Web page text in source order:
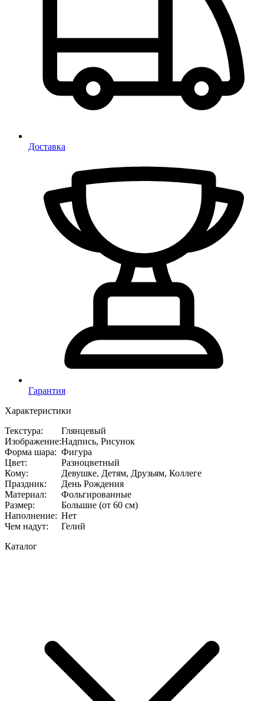
Доставка
Гарантия
Характеристики
Текстура:
Глянцевый
Изображение:Надпись, Рисунок
Форма шара: Фигура
Цвет:
Разноцветный
Кому:
Девушке, Детям, Друзьям, Коллеге
Праздник:
День Рождения
Материал:
Фольгированные
Размер:
Большие (от 60 см)
Наполнение: Нет
Чем надут:
Гелий
Каталог